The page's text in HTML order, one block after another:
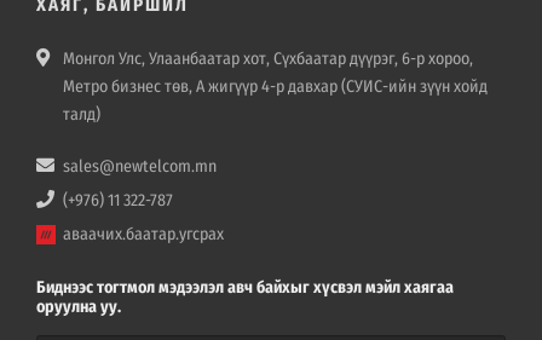
ХАЯГ, БАЙРШИЛ
Монгол Улс, Улаанбаатар хот, Сүхбаатар дүүрэг, 6-р хороо,
Метро бизнес төв, А жигүүр 4-р давхар (СУИС-ийн зүүн хойд
талд)
sales@newtelcom.mn
(+976) 11 322-787
аваачих.баатар.угсрах
Биднээс тогтмол мэдээлэл авч байхыг хүсвэл мэйл хаягаа
оруулна уу.